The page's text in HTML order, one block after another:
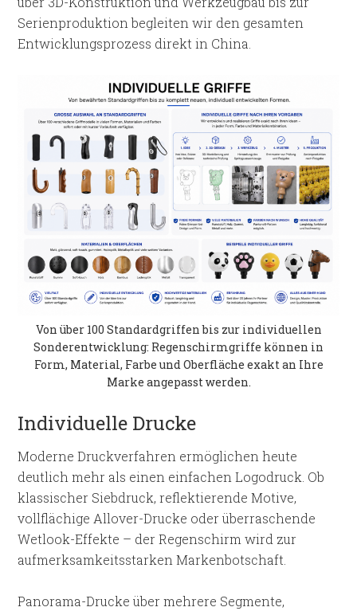
Serienproduktion begleiten wir den gesamten
Entwicklungsprozess direkt in China.
Von über 100 Standardgriffen bis zur individuellen
Sonderentwicklung: Regenschirmgriffe können in
Form, Material, Farbe und Oberfläche exakt an Ihre
Marke angepasst werden.
Individuelle Drucke
Moderne Druckverfahren ermöglichen heute
deutlich mehr als einen einfachen Logodruck. Ob
klassischer Siebdruck, reflektierende Motive,
vollflächige Allover-Drucke oder überraschende
Wetlook-Effekte – der Regenschirm wird zur
aufmerksamkeitsstarken Markenbotschaft.
Panorama-Drucke über mehrere Segmente,